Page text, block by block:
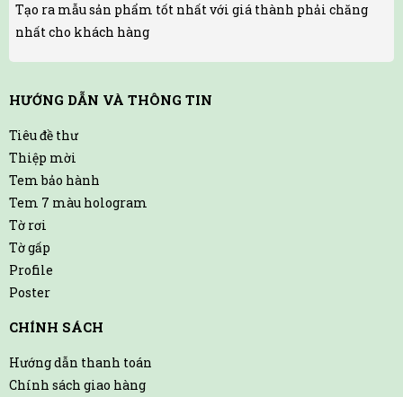
Tạo ra mẫu sản phẩm tốt nhất với giá thành phải chăng
nhất cho khách hàng
HƯỚNG DẪN VÀ THÔNG TIN
Tiêu đề thư
Thiệp mời
Tem bảo hành
Tem 7 màu hologram
Tờ rơi
Tờ gấp
Profile
Poster
CHÍNH SÁCH
Hướng dẫn thanh toán
Chính sách giao hàng